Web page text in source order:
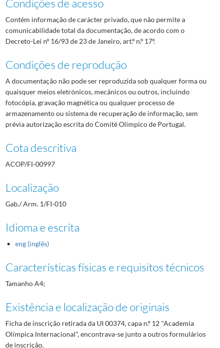
Contém informação de carácter privado, que não permite a
comunicabilidade total da documentação, de acordo com o
Decreto-Lei nº 16/93 de 23 de Janeiro, art.º n.º 17º.
Condições de reprodução
A documentação não pode ser reproduzida sob qualquer forma ou
quaisquer meios eletrónicos, mecânicos ou outros, incluindo
fotocópia, gravação magnética ou qualquer processo de
armazenamento ou sistema de recuperação de informação, sem
prévia autorização escrita do Comité Olímpico de Portugal.
Cota descritiva
ACOP/FI-00997
Localização
Gab./ Arm. 1/FI-010
Idioma e escrita
eng (inglês)
Características físicas e requisitos técnicos
Tamanho A4;
Existência e localização de originais
Ficha de inscrição retirada da UI 00374, capa n.º 12 "Academia
Olímpica Internacional", encontrava-se junto a outros formulários
de inscrição.